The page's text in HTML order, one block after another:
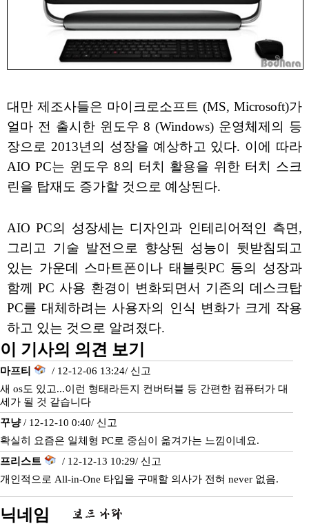
대만 제조사들은 마이크로소프트 (MS, Microsoft)가
얼마 전 출시한 윈도우 8 (Windows) 운영체제의 등
장으로 2013년의 성장을 예상하고 있다. 이에 따라
AIO PC는 윈도우 8의 터치 활용을 위한 터치 스크
린을 탑재도 증가할 것으로 예상된다.
AIO PC의 성장세는 디자인과 인테리어적인 측면,
그리고 기술 발전으로 향상된 성능이 뒷받침되고
있는 가운데 스마트폰이나 태블릿PC 등의 성장과
함께 PC 사용 환경이 변화되면서 기존의 데스크탑
PC를 대체하려는 사용자의 인식 변화가 크게 작용
하고 있는 것으로 알려졌다.
이 기사의 의견 보기
마프티 / 12-12-06 13:24/ 신고
새 os도 있고...이런 형태라든지 컨버터블 등 간편한 컴퓨터가 대
세가 될 것 같습니다
꾸냥/ 12-12-10 0:40/ 신고
확실히 요즘은 일체형 PC로 중심이 옮겨가는 느낌이네요.
프리스트
/ 12-12-13 10:29/ 신고
개인적으로 All-in-One 타입을 구매할 의사가 전혀 never 없음.
닉네임